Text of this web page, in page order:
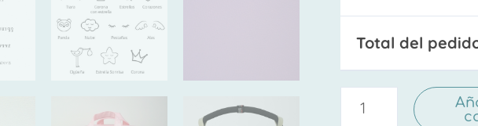
Total del